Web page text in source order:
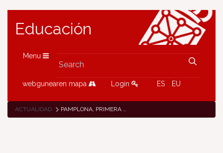
Educación
Menu
webgunearen mapa Login ES EU
ACTUALIDAD PAMPLONA, PRIMERA CIUDAD ESPAÑOLA EN LA QUE SE REALIZAN LOS EXÁMENES DE CERTIFICACIÓN CAMÕES JUNIOR DE PORTUGUÉS